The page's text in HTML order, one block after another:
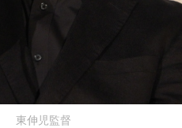
東伸児監督